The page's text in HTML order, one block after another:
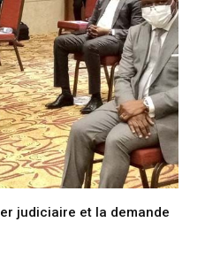
judiciaire et la demande